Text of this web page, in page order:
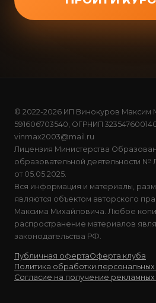
© 2022-2026 ИП Винокуров Максим
591606703540, ОГРНИП
vinmax2003@mail.ru
Лицензия Министерства
образовательной деятельности №
от 05.05.2025.
Вся информация и материалы,
являются объектом авторского
Максима Михайловича. Любое
распространение материалов
законодательства РФ.
Публичная офертаОферта клуба
Политика обработки
Согласие на получение